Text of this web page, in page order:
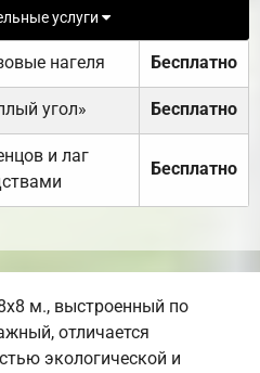
услуги
нагеля Бесплатно
угол» Бесплатно
и лаг
Бесплатно
м., выстроенный по
отличается
экологической и